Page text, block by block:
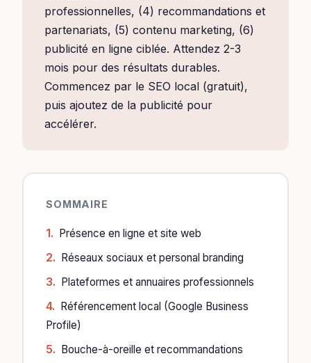
professionnelles, (4) recommandations et
partenariats, (5) contenu marketing, (6)
publicité en ligne ciblée. Attendez 2-3
mois pour des résultats durables.
Commencez par le SEO local (gratuit),
puis ajoutez de la publicité pour
accélérer.
SOMMAIRE
Présence en ligne et site web
Réseaux sociaux et personal branding
Plateformes et annuaires professionnels
Référencement local (Google Business
Profile)
Bouche-à-oreille et recommandations